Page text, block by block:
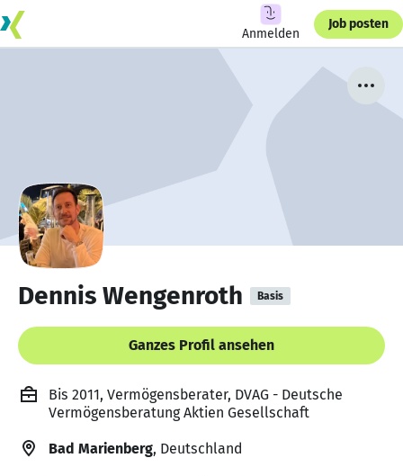
Anmelden
Job posten
Dennis Wengenroth Basis
Ganzes Profil ansehen
Bis 2011, Vermögensberater, DVAG - Deutsche
Vermögensberatung Aktien Gesellschaft
Bad Marienberg, Deutschland